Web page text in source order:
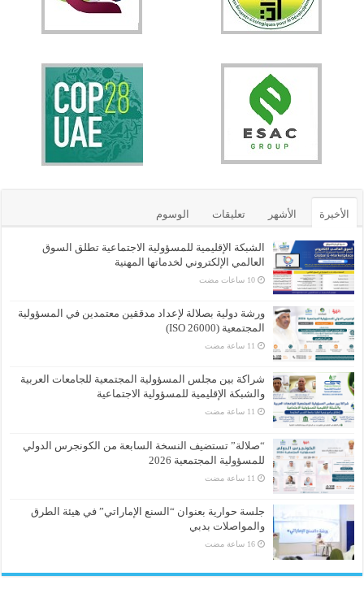
الأخيرة الأشهر تعليقات الوسوم
الشبكة الإقليمية للمسؤولية الاجتماعية تطلق السوق
العالمي الإلكتروني لخدماتها المهنية
ورشة دولية بصلالة لإعداد مدققين معتمدين في المسؤولية
المجتمعية (ISO 26000)
شراكة بين مجلس المسؤولية المجتمعية للجامعات العربية
والشبكة الإقليمية للمسؤولية الاجتماعية
“صلالة” تستضيف النسخة السابعة من الكونجرس الدولي
للمسؤولية المجتمعية 2026
جلسة حوارية بعنوان “السنع الإماراتي” في هيئة الطرق
والمواصلات بدبي